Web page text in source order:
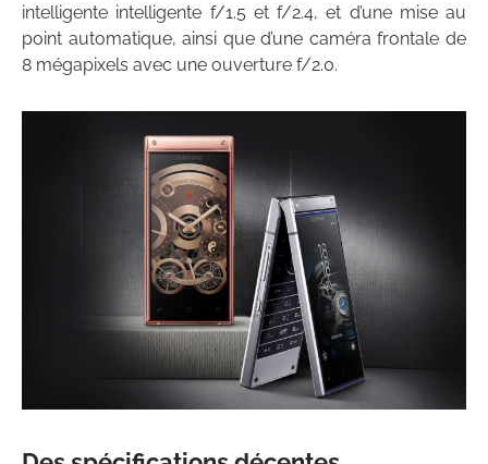
intelligente intelligente f/1.5 et f/2.4, et d’une mise au
point automatique, ainsi que d’une caméra frontale de
8 mégapixels avec une ouverture f/2.0.